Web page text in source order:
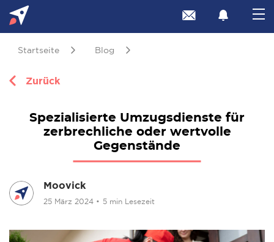
Startseite Blog
Zurück
Spezialisierte Umzugsdienste für
zerbrechliche oder wertvolle
Gegenstände
Moovick
25 März 2024 • 5 min Lesezeit